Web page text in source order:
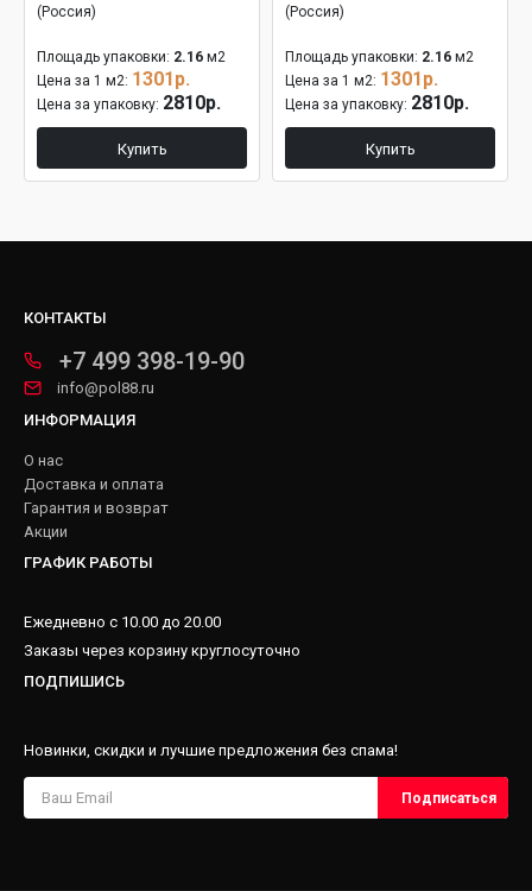
(Россия)
Площадь упаковки: 2.16 м2
Цена за 1 м2: 1301р.
Цена за упаковку: 2810р.
Купить
(Россия)
Площадь упаковки: 2.16 м2
Цена за 1 м2: 1301р.
Цена за упаковку: 2810р.
Купить
КОНТАКТЫ
+7 499 398-19-90
info@pol88.ru
ИНФОРМАЦИЯ
О нас
Доставка и оплата
Гарантия и возврат
Акции
ГРАФИК РАБОТЫ
Ежедневно с 10.00 до 20.00
Заказы через корзину круглосуточно
ПОДПИШИСЬ
Новинки, скидки и лучшие предложения без спама!